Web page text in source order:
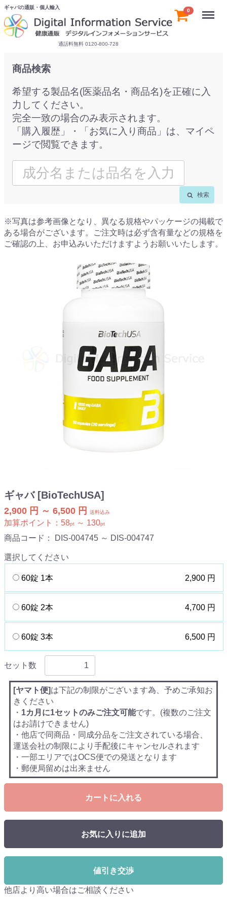
ギャバの通販・個人輸入
通話料無料 0120-800-728
0 Menu
商品検索
希望する製品名(医薬品名・商品名)を正確に入
力してください。
完全一致の場合のみ表示されます。
「購入履歴」・「お気に入り商品」は、マイペ
ージで閲覧できます。
検索
※写真は参考画像となり、異なる規格やパッケージの掲載で
ある場合がございます。ご注文時は必ず含有量などの規格を
ご確認の上、お申込みいただけますようお願いいたします。
ギャバ [BioTechUSA]
2,900 円 ～ 6,500 円 送料込み
加算ポイント： 58pt ～ 130pt
商品コード： DIS-004745 ～ DIS-004747
選択してください
60錠 1本 2,900 円
60錠 2本 4,700 円
60錠 3本 6,500 円
セット数
[ヤマト便]は下記の制限がございます為、予めご承知お
きください
・ 1カ月に1セットのみご注文可能です。(複数のご注文
はお請けできません)
・他店で同商品・同成分品をご注文されている場合、
運送会社の制限により手配後にキャンセルされます
・一部エリアではOCS便での発送となります
・郵便局留めは出来ません
カートに入れる
お気に入りに追加
値引き交渉
他店より高い場合はご相談ください